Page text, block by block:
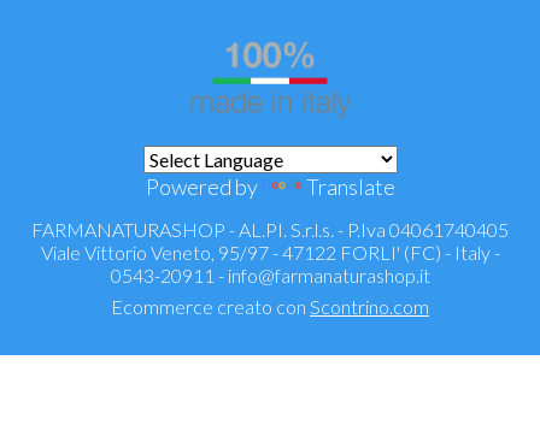
Powered by Translate
FARMANATURASHOP - AL.PI. S.r.l.s. - P.Iva 04061740405
Viale Vittorio Veneto, 95/97 - 47122 FORLI' (FC) - Italy -
0543-20911 - info@farmanaturashop.it
Ecommerce creato con Scontrino.com